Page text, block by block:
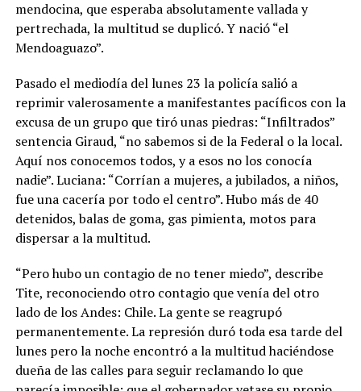
mendocina, que esperaba absolutamente vallada y
pertrechada, la multitud se duplicó. Y nació “el
Mendoaguazo”.
Pasado el mediodía del lunes 23 la policía salió a
reprimir valerosamente a manifestantes pacíficos con la
excusa de un grupo que tiró unas piedras: “Infiltrados”
sentencia Giraud, “no sabemos si de la Federal o la local.
Aquí nos conocemos todos, y a esos no los conocía
nadie”. Luciana: “Corrían a mujeres, a jubilados, a niños,
fue una cacería por todo el centro”. Hubo más de 40
detenidos, balas de goma, gas pimienta, motos para
dispersar a la multitud.
“Pero hubo un contagio de no tener miedo”, describe
Tite, reconociendo otro contagio que venía del otro
lado de los Andes: Chile. La gente se reagrupó
permanentemente. La represión duró toda esa tarde del
lunes pero la noche encontró a la multitud haciéndose
dueña de las calles para seguir reclamando lo que